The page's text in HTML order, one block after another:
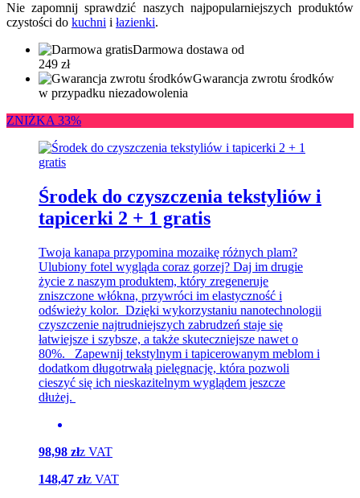
Nie zapomnij sprawdzić naszych najpopularniejszych produktów
czystości do kuchni i łazienki.
Darmowa dostawa od
249 zł
Gwarancja zwrotu środków
w przypadku niezadowolenia
ZNIŻKA 33%
Środek do czyszczenia tekstyliów i
tapicerki 2 + 1 gratis
Twoja kanapa przypomina mozaikę różnych plam?
Ulubiony fotel wygląda coraz gorzej? Daj im drugie
życie z naszym produktem, który zregeneruje
zniszczone włókna, przywróci im elastyczność i
odświeży kolor. Dzięki wykorzystaniu nanotechnologii
czyszczenie najtrudniejszych zabrudzeń staje się
łatwiejsze i szybsze, a także skuteczniejsze nawet o
80%. Zapewnij tekstylnym i tapicerowanym meblom i
dodatkom długotrwałą pielęgnację, która pozwoli
cieszyć się ich nieskazitelnym wyglądem jeszcze
dłużej.
98,98 złz VAT
148,47 złz VAT